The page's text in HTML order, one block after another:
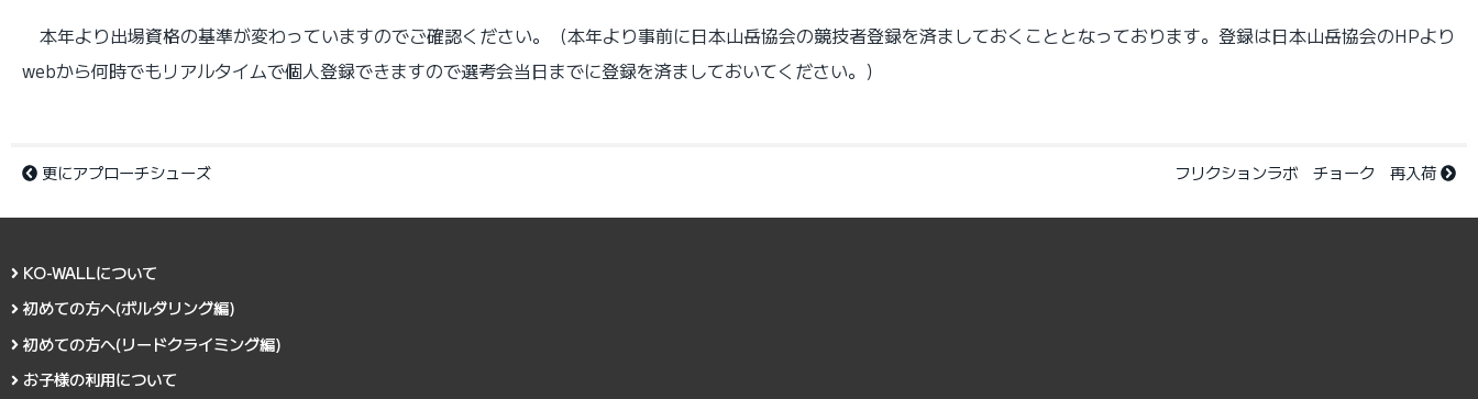
本年より出場資格の基準が変わっていますのでご確認ください。（本年より事前に日本山岳協会の競技者登録を済ましておくこととなっております。登録は日本山岳協会のHPより
webから何時でもリアルタイムで個人登録できますので選考会当日までに登録を済ましておいてください。）
更にアプローチシューズ フリクションラボ チョーク 再入荷
KO-WALLについて
初めての方へ(ボルダリング編)
初めての方へ(リードクライミング編)
お子様の利用について